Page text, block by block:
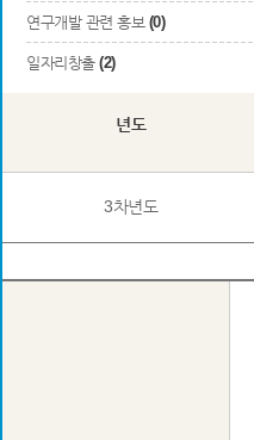
연구개발 관련 홍보 (0)
일자리창출 (2)
년도
3차년도